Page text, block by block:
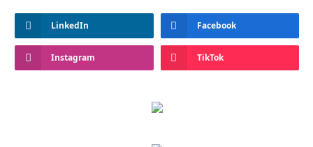
LinkedIn Facebook
Instagram TikTok